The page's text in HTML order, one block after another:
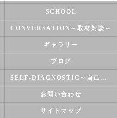
SCHOOL
CONVERSATION～取材対談～
ギャラリー
ブログ
SELF-DIAGNOSTIC～自己診断～
お問い合わせ
サイトマップ